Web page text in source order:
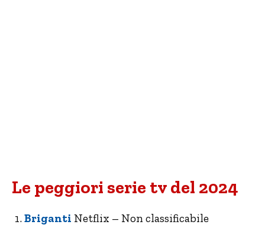
Le peggiori serie tv del 2024
Briganti Netflix – Non classificabile